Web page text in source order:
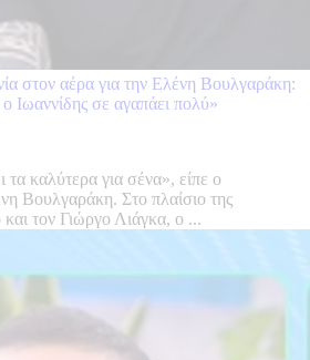
στον αέρα για την Ελένη Βουλγαράκη:
Ιωαννίδης σε αγαπάει πολύ»
καλύτερα για σένα», είπε ο
Βουλγαράκη. Στο πλαίσιο της
τον Γιώργο Λιάγκα, ο ...